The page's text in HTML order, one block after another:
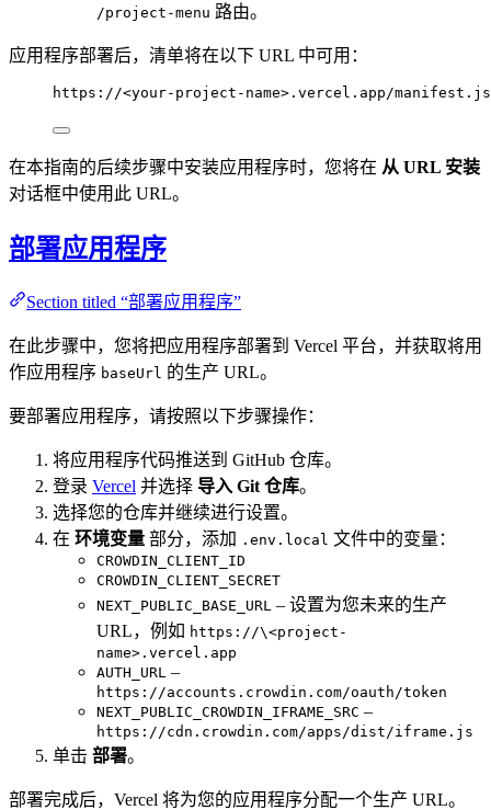
/project-menu 路由。
应用程序部署后，清单将在以下 URL 中可用：
https://<your-project-name>.vercel.app/
在本指南的后续步骤中安装应用程序时，您将在 从 URL 安装
对话框中使用此 URL。
部署应用程序
Section titled “部署应用程序”
在此步骤中，您将把应用程序部署到 Vercel 平台，并获取将用
作应用程序 baseUrl 的生产 URL。
要部署应用程序，请按照以下步骤操作：
将应用程序代码推送到 GitHub 仓库。
登录 Vercel 并选择 导入 Git 仓库。
选择您的仓库并继续进行设置。
在 环境变量 部分，添加 .env.local 文件中的变量：
CROWDIN_CLIENT_ID
CROWDIN_CLIENT_SECRET
NEXT_PUBLIC_BASE_URL – 设置为您未来的生产
URL，例如 https://\<project-
name>.vercel.app
AUTH_URL –
https://accounts.crowdin.com/oauth/token
NEXT_PUBLIC_CROWDIN_IFRAME_SRC –
https://cdn.crowdin.com/apps/dist/iframe.js
单击 部署。
部署完成后，Vercel 将为您的应用程序分配一个生产 URL。